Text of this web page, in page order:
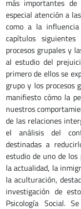
más importantes
especial atención a
como a la
capítulos
procesos grupales y
al estudio del
primero de ellos se
grupo y los procesos
manifiesto cómo la
nuestros
de las relaciones
el análisis del
destinadas a
estudio de uno de
la actualidad, la
la aculturación,
investigación de
Psicología Social.